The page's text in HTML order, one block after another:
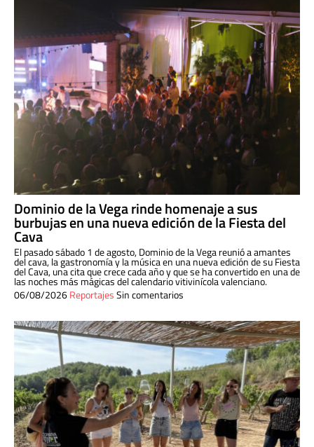
Dominio de la Vega rinde homenaje a sus
burbujas en una nueva edición de la Fiesta del
Cava
El pasado sábado 1 de agosto, Dominio de la Vega reunió a amantes
del cava, la gastronomía y la música en una nueva edición de su Fiesta
del Cava, una cita que crece cada año y que se ha convertido en una de
las noches más mágicas del calendario vitivinícola valenciano.
06/08/2026ReportajesSin comentarios